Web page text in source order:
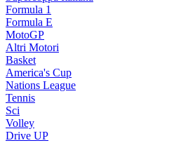
Formula 1
Formula E
MotoGP
Altri Motori
Basket
America's Cup
Nations League
Tennis
Sci
Volley
Drive UP